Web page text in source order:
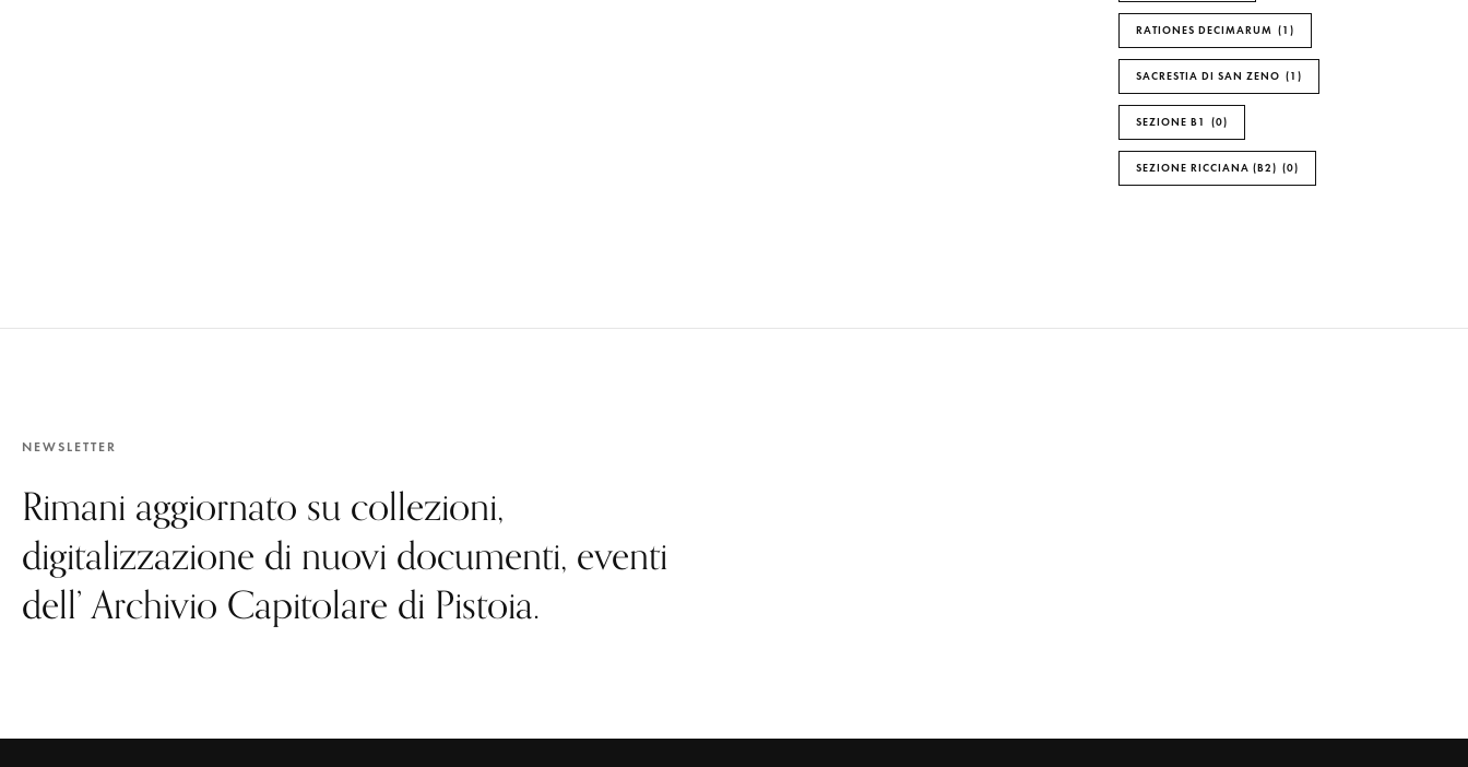
RATIONES DECIMARUM 1
SACRESTIA DI SAN ZENO 1
SEZIONE B1 0
SEZIONE RICCIANA (B2) 0
NEWSLETTER
Rimani aggiornato su collezioni,
digitalizzazione di nuovi documenti, eventi
dell’ Archivio Capitolare di Pistoia.